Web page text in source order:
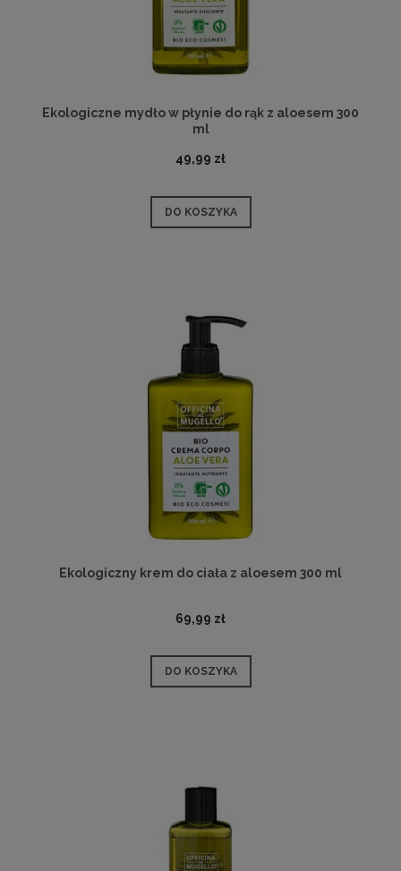
Ekologiczne mydło w płynie do rąk z aloesem 300
ml
49,99 zł
DO KOSZYKA
Ekologiczny krem do ciała z aloesem 300 ml
69,99 zł
DO KOSZYKA